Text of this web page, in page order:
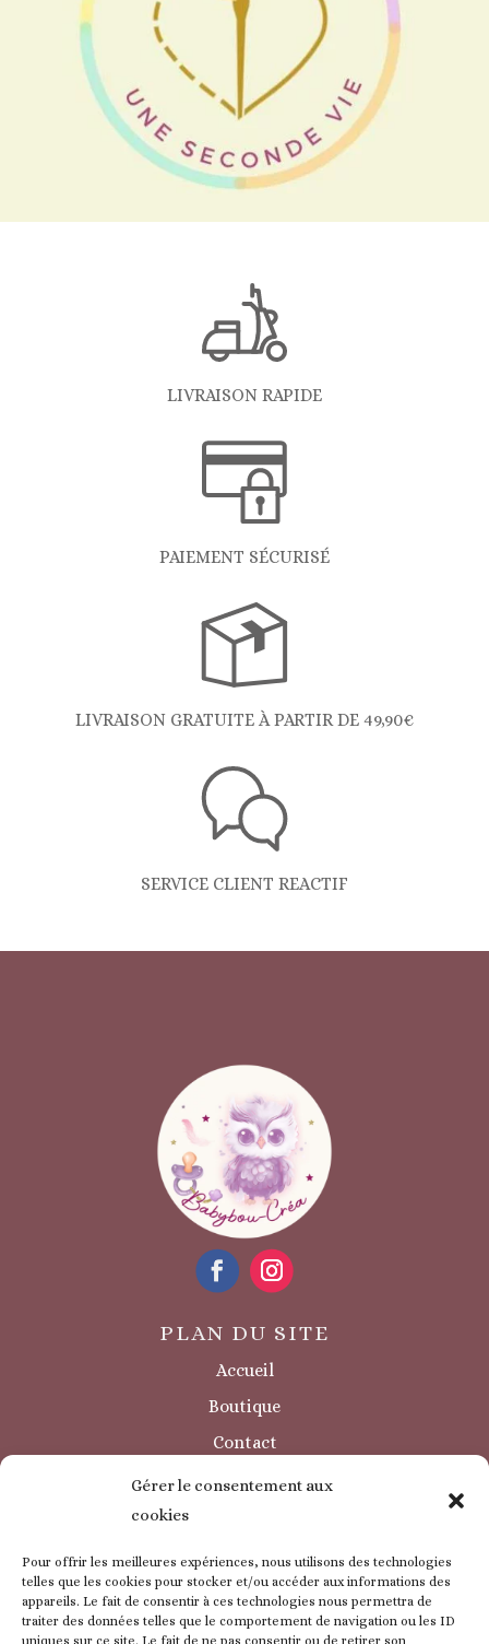
Gérer le consentement aux
cookies
Pour offrir les meilleures expériences, nous utilisons des technologies
telles que les cookies pour stocker et/ou accéder aux informations des
appareils. Le fait de consentir à ces technologies nous permettra de
traiter des données telles que le comportement de navigation ou les ID
uniques sur ce site. Le fait de ne pas consentir ou de retirer son
LIVRAISON RAPIDE
PAIEMENT SÉCURISÉ
LIVRAISON GRATUITE À PARTIR DE 49,90€
SERVICE CLIENT REACTIF
PLAN DU SITE
Accueil
Boutique
Contact
Sécurité / à savoir
INFORMATIONS LÉGALES
Politique de confidentialité
Politique de cookie